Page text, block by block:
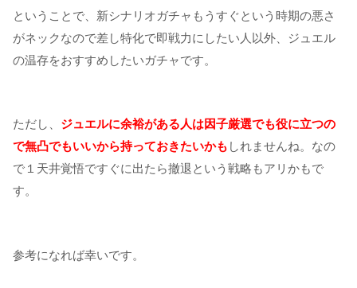
ということで、新シナリオガチャもうすぐという時期の悪さ
がネックなので差し特化で即戦力にしたい人以外、ジュエル
の温存をおすすめしたいガチャです。
ただし、 ジュエルに余裕がある人は因子厳選でも役に立つの
で無凸でもいいから持っておきたいかも しれませんね。なの
で１天井覚悟ですぐに出たら撤退という戦略もアリかもで
す。
参考になれば幸いです。